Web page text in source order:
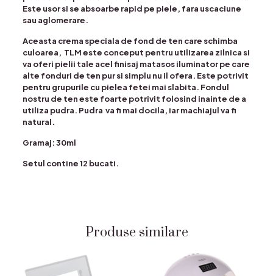
Este usor si se absoarbe rapid pe piele, fara uscaciune
sau aglomerare.
Aceasta crema speciala de fond de ten care schimba
culoarea, TLM este conceput pentru utilizarea zilnica si
va oferi pielii tale acel finisaj matasos iluminator pe care
alte fonduri de ten pur si simplu nu il ofera. Este potrivit
pentru grupurile cu pielea fetei mai slabita. Fondul
nostru de ten este foarte potrivit folosind inainte de a
utiliza pudra. Pudra va fi mai docila, iar machiajul va fi
natural.
Gramaj: 30ml
Setul contine 12 bucati.
Produse similare